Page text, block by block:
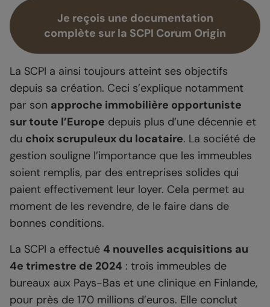
Je reçois une documentation
complète sur la SCPI Corum Origin
La SCPI a ainsi toujours atteint ses objectifs
depuis sa création. Ceci s’explique notamment
par son approche immobilière opportuniste
sur toute l’Europe depuis plus d’une décennie et
du choix scrupuleux du locataire. La société de
gestion souligne l’importance que les immeubles
soient remplis, par des entreprises solides qui
paient effectivement leur loyer. Cela permet au
moment de les revendre, de le faire dans de
bonnes conditions.
La SCPI a effectué 4 nouvelles acquisitions au
4e trimestre de 2024 : trois immeubles de
bureaux aux Pays-Bas et une clinique en Finlande,
pour près de 170 millions d’euros. Elle conclut